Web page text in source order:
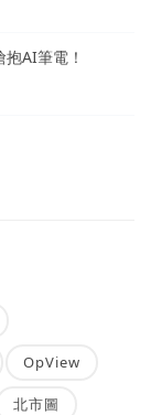
AI筆電！
OpView
北市圖